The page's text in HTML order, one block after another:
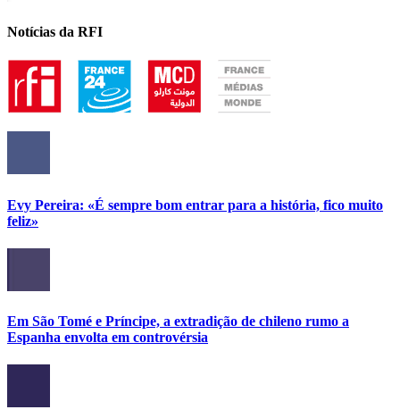
Notícias da RFI
Evy Pereira: «É sempre bom entrar para a história, fico muito
feliz»
Em São Tomé e Príncipe, a extradição de chileno rumo a
Espanha envolta em controvérsia